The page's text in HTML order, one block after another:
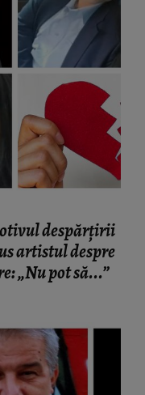
despărțirii
artistul despre
„Nu pot să...”